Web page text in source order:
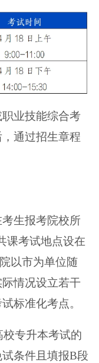
业技能综合考
通过招生章程
生报考院校所
课考试地点设在
以市为单位随
情况设立若干
标准化考点。
校专升本考试的
条件且填报B段